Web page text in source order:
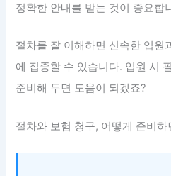
정확한 안내를 받는 것이 중요합
절차를 잘 이해하면 신속한 입원
에 집중할 수 있습니다. 입원 시
준비해 두면 도움이 되겠죠?
절차와 보험 청구, 어떻게 준비하